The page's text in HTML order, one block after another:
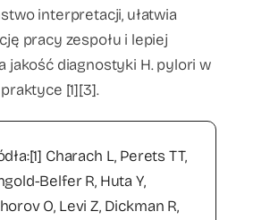
interpretacji, ułatwia
pracy zespołu i lepiej
jakość diagnostyki H. pylori w
[1][3].
Charach L, Perets TT,
Belfer R, Huta Y,
O, Levi Z, Dickman R,